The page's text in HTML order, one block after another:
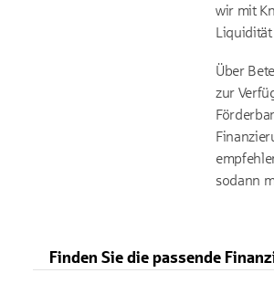
wir mit
Über
zur
sodann
Finden Sie die passende